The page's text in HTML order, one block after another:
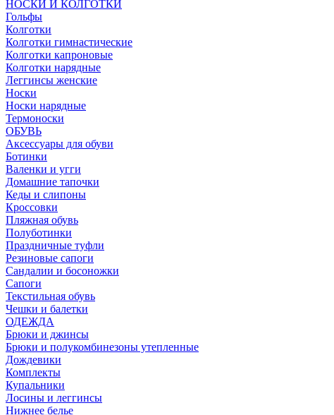
НОСКИ И КОЛГОТКИ
Гольфы
Колготки
Колготки гимнастические
Колготки капроновые
Колготки нарядные
Леггинсы женские
Носки
Носки нарядные
Термоноски
ОБУВЬ
Аксессуары для обуви
Ботинки
Валенки и угги
Домашние тапочки
Кеды и слипоны
Кроссовки
Пляжная обувь
Полуботинки
Праздничные туфли
Резиновые сапоги
Сандалии и босоножки
Сапоги
Текстильная обувь
Чешки и балетки
ОДЕЖДА
Брюки и джинсы
Брюки и полукомбинезоны утепленные
Дождевики
Комплекты
Купальники
Лосины и леггинсы
Нижнее белье